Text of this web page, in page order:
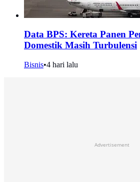
Data BPS: Kereta Panen
Domestik Masih Turbulensi
Bisnis•4 hari lalu
Advertisement